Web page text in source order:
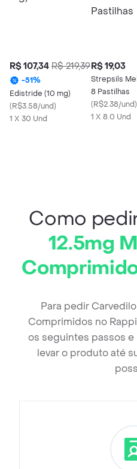
R$ 107,34 R$ 219,39
-51%
Edistride (10 mg)
(R$3.58/und)
1 X 30 Und
R$ 19,03
Strepsils
8 Pastilhas
(R$2.38/und)
1 X 8.0 Und
Como
12.5mg
Para pedir
Comprimidos no
os seguintes passos
levar o produto até